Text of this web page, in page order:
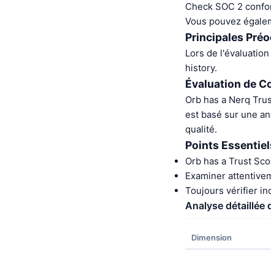
Check SOC 2
Vous pouvez
Principales
Lors de
history.
Évaluation de
Orb has a Nerq
est basé sur une
qualité.
Points
Orb has a Trust
Examiner
Toujours vérifier
Analyse détaillée
Dimension